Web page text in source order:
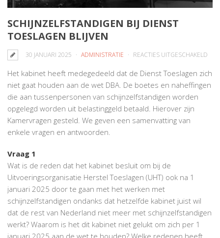
SCHIJNZELFSTANDIGEN BIJ DIENST
TOESLAGEN BLIJVEN
30 JANUARI 2025 ADMINISTRATIE REACTIES UITGESCHAKELD
BIJ
Het kabinet heeft medegedeeld dat de Dienst Toeslagen zich
niet gaat houden aan de wet DBA. De boetes en naheffingen
die aan tussenpersonen van schijnzelfstandigen worden
opgelegd worden uit belastinggeld betaald. Hierover zijn
Kamervragen gesteld. We geven een samenvatting van
enkele vragen en antwoorden.
Vraag 1
Wat is de reden dat het kabinet besluit om bij de
Uitvoeringsorganisatie Herstel Toeslagen (UHT) ook na 1
januari 2025 door te gaan met het werken met
schijnzelfstandigen ondanks dat hetzelfde kabinet juist wil
dat de rest van Nederland niet meer met schijnzelfstandigen
werkt? Waarom is het dit kabinet niet gelukt om zich per 1
januari 2025 aan de wet te houden? Welke redenen heeft